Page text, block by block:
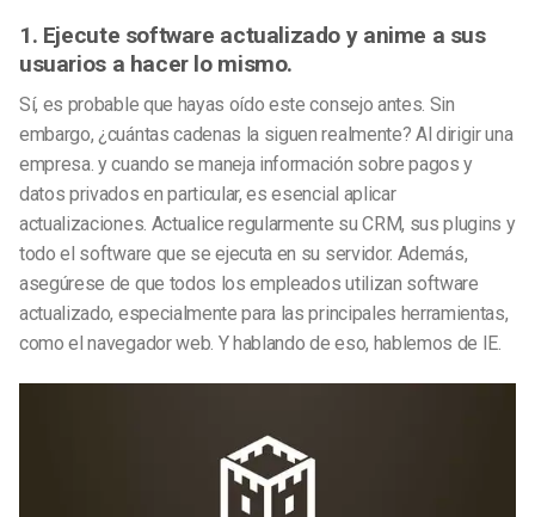
1. Ejecute software actualizado y anime a sus
usuarios a hacer lo mismo.
Sí, es probable que hayas oído este consejo antes. Sin
embargo, ¿cuántas cadenas la siguen realmente? Al dirigir una
empresa. y cuando se maneja información sobre pagos y
datos privados en particular, es esencial aplicar
actualizaciones. Actualice regularmente su CRM, sus plugins y
todo el software que se ejecuta en su servidor. Además,
asegúrese de que todos los empleados utilizan software
actualizado, especialmente para las principales herramientas,
como el navegador web. Y hablando de eso, hablemos de IE.